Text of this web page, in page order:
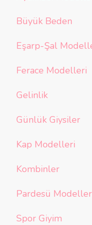
Büyük Beden
Eşarp-Şal
Ferace Modelleri
Gelinlik
Günlük Giysiler
Kap Modelleri
Kombinler
Pardesü
Spor Giyim